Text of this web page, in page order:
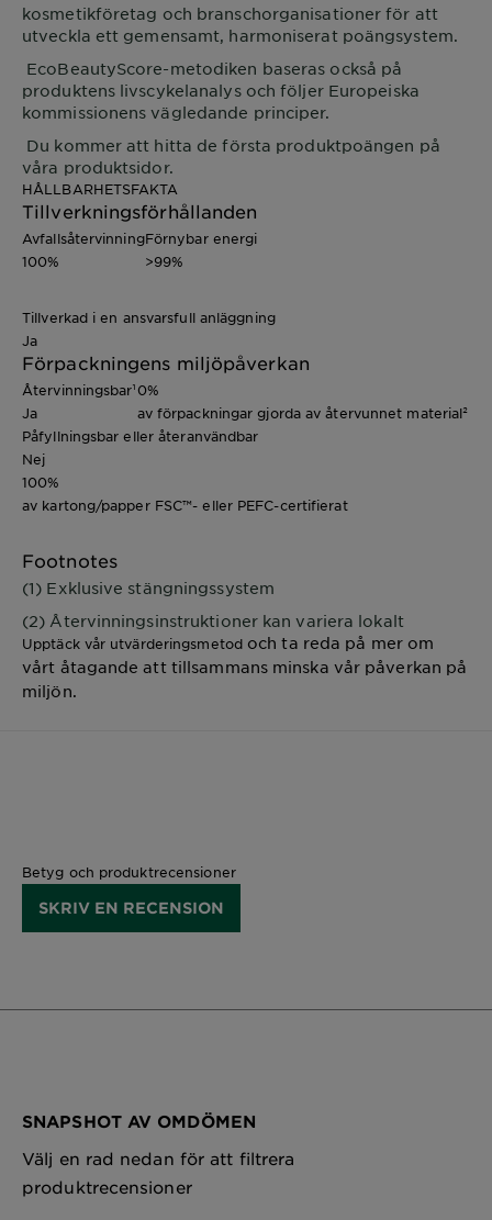
kosmetikföretag och branschorganisationer för att
utveckla ett gemensamt, harmoniserat poängsystem.
EcoBeautyScore-metodiken baseras också på
produktens livscykelanalys och följer Europeiska
kommissionens vägledande principer.
Du kommer att hitta de första produktpoängen på
våra produktsidor.
HÅLLBARHETSFAKTA
Tillverkningsförhållanden
Avfallsåtervinning
100%
Förnybar energi
>99%
Tillverkad i en ansvarsfull anläggning
Ja
Förpackningens miljöpåverkan
Återvinningsbar¹
Ja
0%
av förpackningar gjorda av återvunnet material²
Påfyllningsbar eller återanvändbar
Nej
100%
av kartong/papper FSC™- eller PEFC-certifierat
Footnotes
(1) Exklusive stängningssystem
(2) Återvinningsinstruktioner kan variera lokalt
Upptäck vår utvärderingsmetodoch ta reda på mer om
vårt åtagande att tillsammans minska vår påverkan på
miljön.
Betyg och produktrecensioner
SKRIV EN RECENSION
SNAPSHOT AV OMDÖMEN
Välj en rad nedan för att filtrera
produktrecensioner